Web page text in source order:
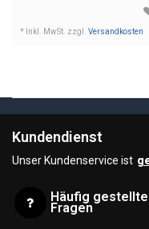
* Inkl. MwSt. zzgl. Versandkosten
Kundendienst
Unser Kundenservice ist
Häufig gestellte
Fragen